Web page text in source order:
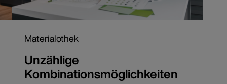
Materialothek
Unzählige
Kombinationsmöglichkeiten